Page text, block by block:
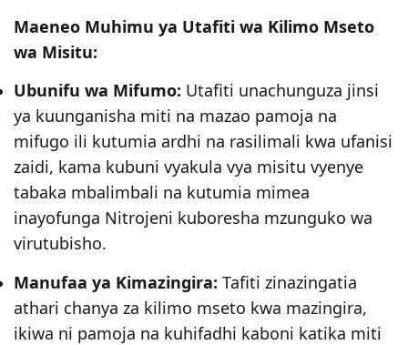
Maeneo Muhimu ya Utafiti wa Kilimo Mseto
wa Misitu:
Ubunifu wa Mifumo: Utafiti unachunguza jinsi
ya kuunganisha miti na mazao pamoja na
mifugo ili kutumia ardhi na rasilimali kwa ufanisi
zaidi, kama kubuni vyakula vya misitu vyenye
tabaka mbalimbali na kutumia mimea
inayofunga Nitrojeni kuboresha mzunguko wa
virutubisho.
Manufaa ya Kimazingira: Tafiti zinazingatia
athari chanya za kilimo mseto kwa mazingira,
ikiwa ni pamoja na kuhifadhi kaboni katika miti